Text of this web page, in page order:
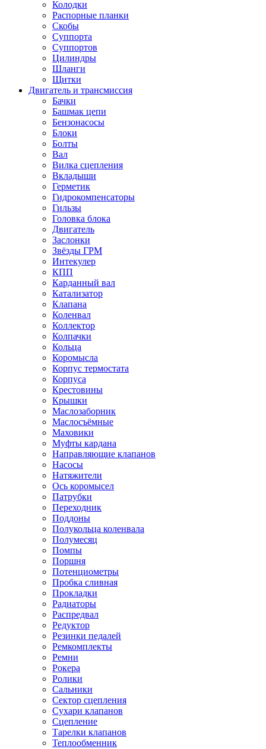
Колодки
Распорные планки
Скобы
Суппорта
Суппортов
Цилиндры
Шланги
Щитки
Двигатель и трансмиссия
Бачки
Башмак цепи
Бензонасосы
Блоки
Болты
Вал
Вилка сцепления
Вкладыши
Герметик
Гидрокомпенсаторы
Гильзы
Головка блока
Двигатель
Заслонки
Звёзды ГРМ
Интекулер
КПП
Карданный вал
Катализатор
Клапана
Коленвал
Коллектор
Колпачки
Кольца
Коромысла
Корпус термостата
Корпуса
Крестовины
Крышки
Маслозаборник
Маслосъёмные
Маховики
Муфты кардана
Направляющие клапанов
Насосы
Натяжители
Ось коромысел
Патрубки
Переходник
Поддоны
Полукольца коленвала
Полумесяц
Помпы
Поршня
Потенциометры
Пробка сливная
Прокладки
Радиаторы
Распредвал
Редуктор
Резинки педалей
Ремкомплекты
Ремни
Рокера
Ролики
Сальники
Сектор сцепления
Сухари клапанов
Сцепление
Тарелки клапанов
Теплообменник